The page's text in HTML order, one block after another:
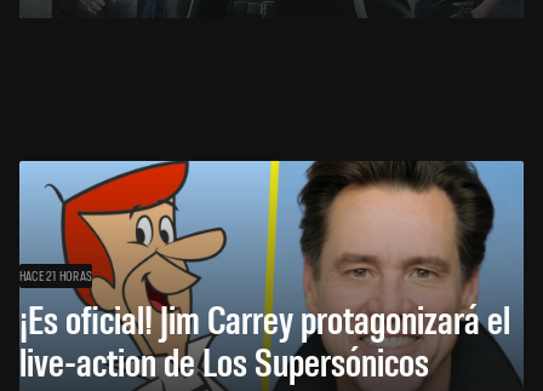
HACE 21 HORAS
¡Es oficial! Jim Carrey protagonizará el
live-action de Los Supersónicos